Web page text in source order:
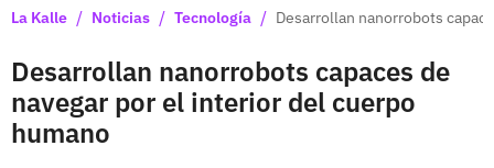
La Kalle / Noticias / Tecnología / Desarrollan nanorrobots
Desarrollan nanorrobots capaces de
navegar por el interior del cuerpo
humano